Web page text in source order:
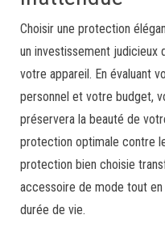
Choisir une protection
un investissement judicieux
votre appareil. En évaluant
personnel et votre budget,
préservera la beauté de
protection optimale contre
protection bien choisie
accessoire de mode tout
durée de vie.